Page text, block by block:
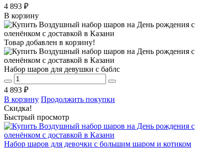
4 893 ₽
В корзину
Товар добавлен в корзину!
Набор шаров для девушки с баблс
4 893 ₽
В корзину Продолжить покупки
Скидка!
Быстрый просмотр
Набор шаров для девочки с большим шаром и котиком